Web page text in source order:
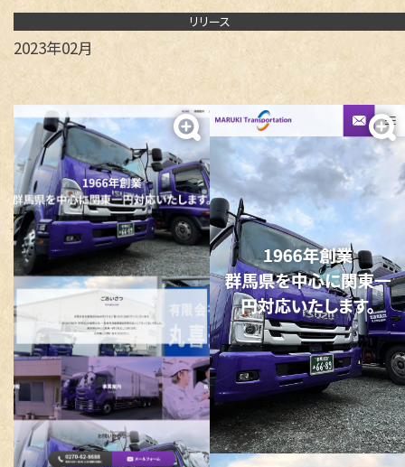
リクルートプラン
各種デザイン
デジタル・DX化講習
ウルトラプリント
即WEB ホームページ
ベーシックプラン
LP（ランディングページ）
各種デザイン
ロゴマーク 名刺 / カード
パンフレット
チラシ / ポスター
その他
受付 9:00～17:00 土日・祝祭日を除く
メールフォーム
リリース
2023年02月